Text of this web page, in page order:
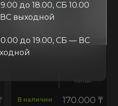
код:7258
код:7263
Китай
В наличии 170.000₸
до 18.00, СБ 10.00
ВС выходной
до 19.00, СБ — ВС